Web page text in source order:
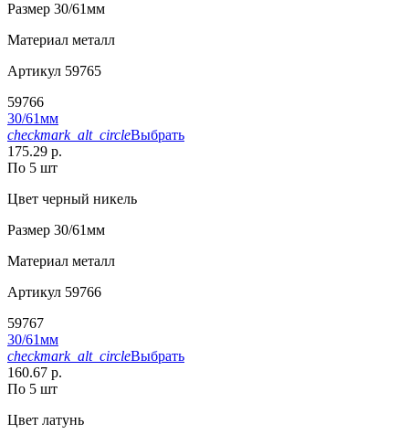
Размер 30/61мм
Материал металл
Артикул 59765
59766
30/61мм
checkmark_alt_circleВыбрать
175.29 р.
По 5 шт
Цвет черный никель
Размер 30/61мм
Материал металл
Артикул 59766
59767
30/61мм
checkmark_alt_circleВыбрать
160.67 р.
По 5 шт
Цвет латунь